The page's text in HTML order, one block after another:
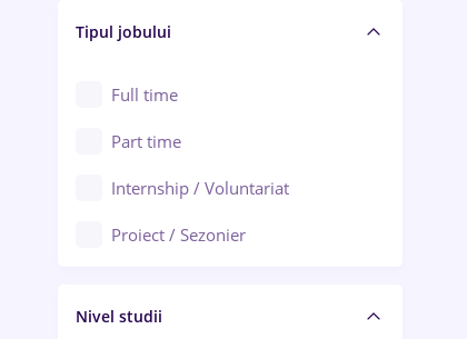
Arad
Baia Mare
Bârlad
Bistrița (Bistrița-Năsăud)
Asigurări
Au pair / Babysitter / Curățenie
Audit / Consultanță
Auto / Echipamente
Automatizări
Cercetare - dezvoltare
Tipul jobului
Full time
Part time
Internship / Voluntariat
Proiect / Sezonier
Nivel studii